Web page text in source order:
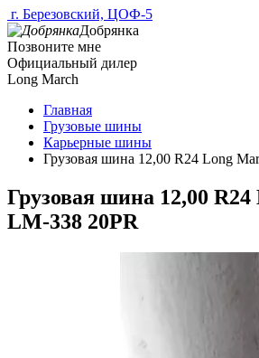
г. Березовский, ЦОФ-5
Добрянка
Позвоните мне
Официальный дилер
Long March
Главная
Грузовые шины
Карьерные шины
Грузовая шина 12,00 R24 Long
Грузовая шина 12,00
LM-338 20PR